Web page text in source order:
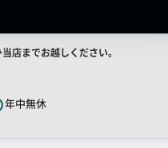
店までお越しください。
年中無休